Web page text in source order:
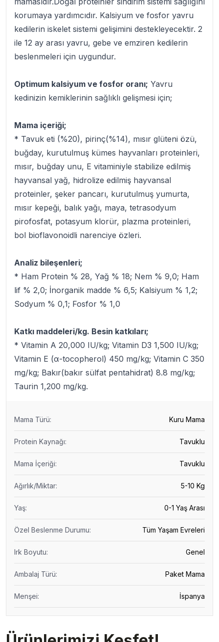
korumaya yardımcıdır. Kalsiyum ve fosfor yavru
kedilerin iskelet sistemi gelişimini destekleyecektir. 2
ile 12 ay arası yavru, gebe ve emziren kedilerin
beslenmeleri için uygundur.
Optimum kalsiyum ve fosfor oranı; Yavru
kedinizin kemiklerinin sağlıklı gelişmesi için;
Mama içeriği;
* Tavuk eti (%20), pirinç(%14), mısır glüteni özü,
buğday, kurutulmuş kümes hayvanları proteinleri,
mısır, buğday unu, E vitaminiyle stabilize edilmiş
hayvansal yağ, hidrolize edilmiş hayvansal
proteinler, şeker pancarı, kurutulmuş yumurta,
mısır kepeği, balık yağı, maya, tetrasodyum
pirofosfat, potasyum klorür, plazma proteinleri,
bol bioflavonoidli narenciye özleri.
Analiz bileşenleri;
* Ham Protein % 28, Yağ % 18; Nem % 9,0; Ham
lif % 2,0; İnorganik madde % 6,5; Kalsiyum % 1,2;
Sodyum % 0,1; Fosfor % 1,0
Katkı maddeleri/kg. Besin katkıları;
* Vitamin A 20,000 IU/kg; Vitamin D3 1,500 IU/kg;
Vitamin E (α-tocopherol) 450 mg/kg; Vitamin C 350
mg/kg; Bakır(bakır sülfat pentahidrat) 8.8 mg/kg;
Taurin 1,200 mg/kg.
Mama Türü: Kuru Mama
Protein Kaynağı: Tavuklu
Mama İçeriği: Tavuklu
Ağırlık/Miktar: 5-10 Kg
Yaş: 0-1 Yaş Arası
Özel Beslenme Durumu: Tüm Yaşam Evreleri
Irk Boyutu: Genel
Ambalaj Türü: Paket Mama
Menşei: İspanya